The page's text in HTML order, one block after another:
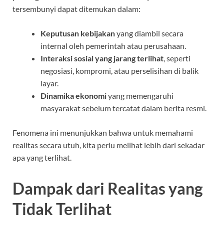
tersembunyi dapat ditemukan dalam:
Keputusan kebijakanyang diambil secara
internal oleh pemerintah atau perusahaan.
Interaksi sosial yang jarang terlihat, seperti
negosiasi, kompromi, atau perselisihan di balik
layar.
Dinamika ekonomiyang memengaruhi
masyarakat sebelum tercatat dalam berita resmi.
Fenomena ini menunjukkan bahwa untuk memahami
realitas secara utuh, kita perlu melihat lebih dari sekadar
apa yang terlihat.
Dampak dari Realitas yang
Tidak Terlihat